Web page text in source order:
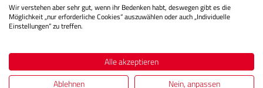
IN DEN WARENKORB
Produktgalerie überspringen
Reinigungszubehör
Wir verstehen aber sehr gut, wenn ihr Bedenken habt, deswegen gibt es die
Möglichkeit „nur erforderliche Cookies“ auszuwählen oder auch „Individuelle
Einstellungen“ zu treffen.
Alle akzeptieren
Ablehnen
Nein, anpassen